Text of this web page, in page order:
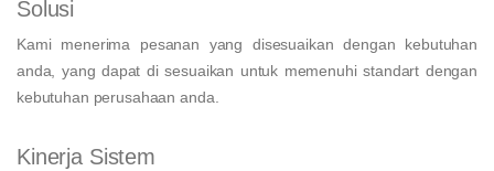
Solusi
Kami menerima pesanan yang disesuaikan dengan kebutuhan
anda, yang dapat di sesuaikan untuk memenuhi standart dengan
kebutuhan perusahaan anda.
Kinerja Sistem